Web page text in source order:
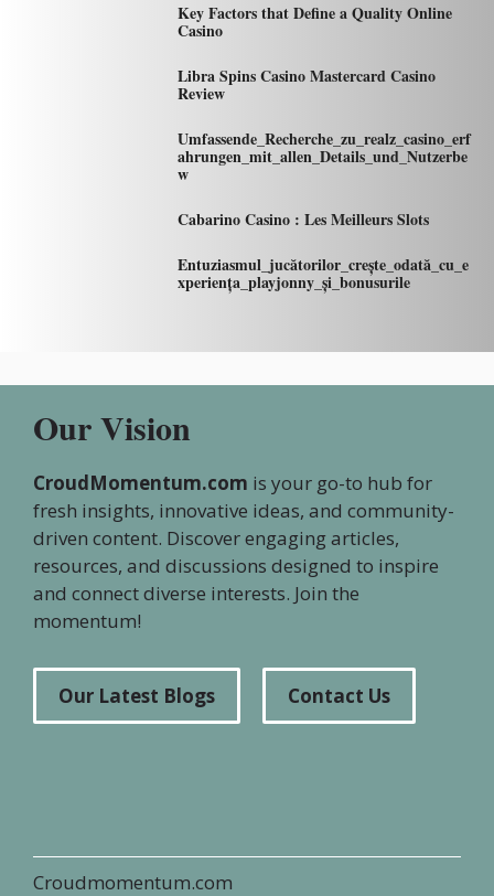
Key Factors that Define a Quality Online
Casino
Libra Spins Casino Mastercard Casino
Review
Umfassende_Recherche_zu_realz_casino_erf
ahrungen_mit_allen_Details_und_Nutzerbe
w
Cabarino Casino : Les Meilleurs Slots
Entuziasmul_jucătorilor_crește_odată_cu_e
xperiența_playjonny_și_bonusurile
Our Vision
CroudMomentum.com is your go-to hub for
fresh insights, innovative ideas, and community-
driven content. Discover engaging articles,
resources, and discussions designed to inspire
and connect diverse interests. Join the
momentum!
Our Latest Blogs Contact Us
Croudmomentum.com